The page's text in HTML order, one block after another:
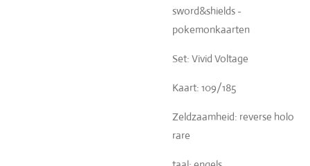
sword&shields -
pokemonkaarten
Set: Vivid Voltage
Kaart: 109/185
Zeldzaamheid: reverse holo
rare